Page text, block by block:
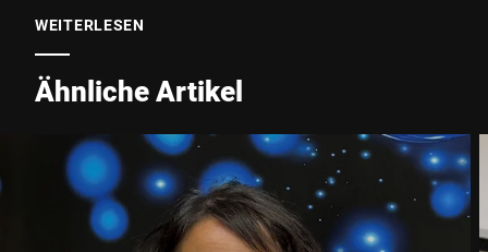
WEITERLESEN
Ähnliche Artikel